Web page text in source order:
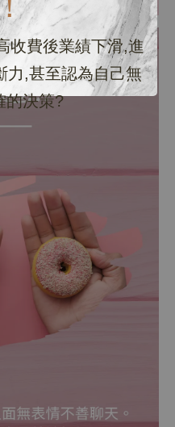
收費後業績下滑,進
力,甚至認為自己無
的決策?